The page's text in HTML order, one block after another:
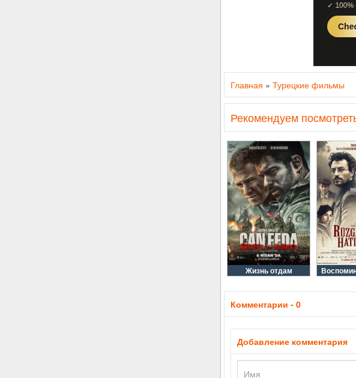
Главная » Турецкие фильмы
Рекомендуем
Жизнь отдам
Комментарии - 0
Добавление комментария